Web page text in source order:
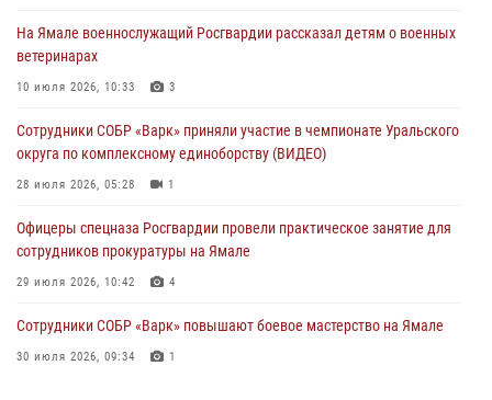
Сотрудники СОБР «Варк» повышают боевое мастерство на Ямале
30 июля 2026, 09:34 1
Офицеры спецназа Росгвардии провели практическое занятие для
сотрудников прокуратуры на Ямале
29 июля 2026, 10:42 4
На Ямале военнослужащий Росгвардии рассказал детям о военных
ветеринарах
10 июля 2026, 10:33 3
Сотрудники СОБР «Варк» приняли участие в чемпионате Уральского
округа по комплексному единоборству (ВИДЕО)
28 июля 2026, 05:28 1
Офицеры спецназа Росгвардии провели практическое занятие для
сотрудников прокуратуры на Ямале
29 июля 2026, 10:42 4
Сотрудники СОБР «Варк» повышают боевое мастерство на Ямале
30 июля 2026, 09:34 1